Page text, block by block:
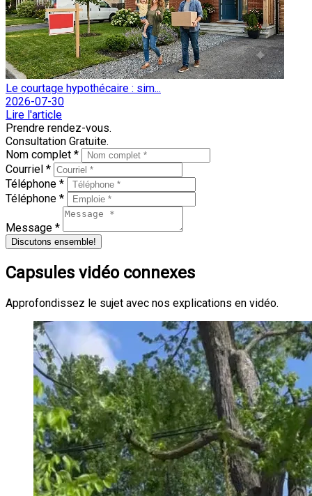
Le courtage hypothécaire : sim...
2026-07-30
Lire l'article
Prendre rendez-vous.
Consultation Gratuite.
Nom complet *
Courriel *
Téléphone *
Téléphone *
Message *
Discutons ensemble!
Capsules vidéo connexes
Approfondissez le sujet avec nos explications en vidéo.